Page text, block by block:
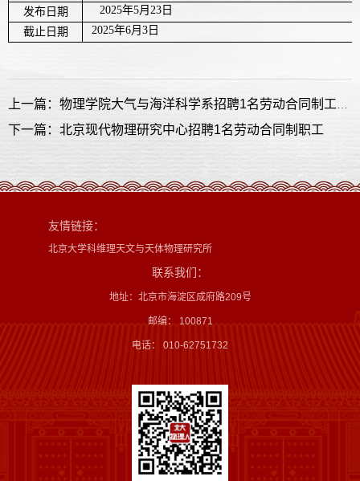
发布日期
2025年5月23日
截止日期
2025年6月3日
下一篇：北京现代物理研究中心招聘1名劳动合同制职工
友情链接：
北京大学科维理天文与天体物理研究所
联系我们：
地址：北京市海淀区成府路209号
邮编： 100871
电话： 010-62751732